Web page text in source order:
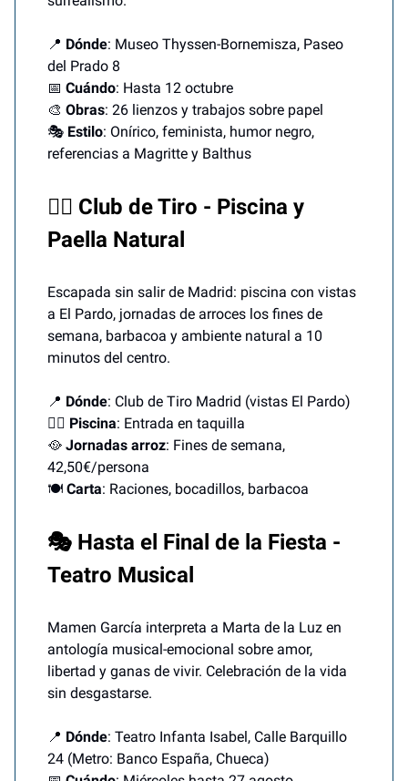
📍 Dónde: Museo Thyssen-Bornemisza, Paseo
del Prado 8
📅 Cuándo: Hasta 12 octubre
🎨 Obras: 26 lienzos y trabajos sobre papel
🎭 Estilo: Onírico, feminista, humor negro,
referencias a Magritte y Balthus
🏊‍♀️ Club de Tiro - Piscina y
Paella Natural
Escapada sin salir de Madrid: piscina con vistas
a El Pardo, jornadas de arroces los fines de
semana, barbacoa y ambiente natural a 10
minutos del centro.
📍 Dónde: Club de Tiro Madrid (vistas El Pardo)
🏊‍♀️ Piscina: Entrada en taquilla
🥘 Jornadas arroz: Fines de semana,
42,50€/persona
🍽️ Carta: Raciones, bocadillos, barbacoa
🎭 Hasta el Final de la Fiesta -
Teatro Musical
Mamen García interpreta a Marta de la Luz en
antología musical-emocional sobre amor,
libertad y ganas de vivir. Celebración de la vida
sin desgastarse.
📍 Dónde: Teatro Infanta Isabel, Calle Barquillo
24 (Metro: Banco España, Chueca)